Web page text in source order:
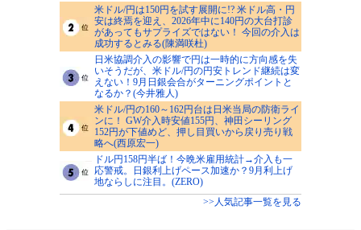
米ドル/円は150円を試す展開に!? 米ドル高・円
安は終焉を迎え、2026年中に140円の大台打診
があってもサプライズではない！ 今回の介入は
成功するとみる(陳満咲杜)
日米協調介入の影響で円は一時的に方向感を失
いそうだが、米ドル/円の円安トレンド継続は変
えない！9月日銀会合がターニングポイントと
なるか？(今井雅人)
米ドル/円の160～162円台は日米当局の防衛ライ
ンに！ GW介入時安値155円、神田シーリング
152円が下値めど、押し目買いから戻り売り戦
略へ(西原宏一)
ドル円158円半ば！今晩米雇用統計→介入も一
応警戒。日銀利上げペース加速か？9月利上げ
地ならしに注目。(ZERO)
>>人気記事一覧を見る